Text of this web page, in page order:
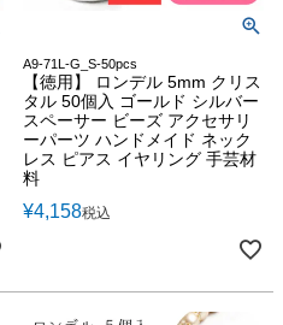
A9-71L-G_S-50pcs
【徳用】 ロンデル 5mm クリス
タル 50個入 ゴールド シルバー
スペーサー ビーズ アクセサリ
ーパーツ ハンドメイド ネック
レス ピアス イヤリング 手芸材
料
¥4,158税込